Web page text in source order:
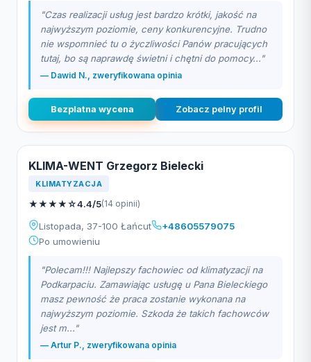
"Czas realizacji usług jest bardzo krótki, jakość na
najwyższym poziomie, ceny konkurencyjne. Trudno
nie wspomnieć tu o życzliwości Panów pracujących
tutaj, bo są naprawdę świetni i chętni do pomocy..."
— Dawid N., zweryfikowana opinia
Bezplatna wycena Zobacz pelny profil
KLIMA-WENT Grzegorz Bielecki
KLIMATYZACJA
★★★★☆4.4/5(14 opinii)
Listopada, 37-100 Łańcut
+48605579075
Po umowieniu
"Polecam!!! Najlepszy fachowiec od klimatyzacji na
Podkarpaciu. Zamawiając usługę u Pana Bieleckiego
masz pewność że praca zostanie wykonana na
najwyższym poziomie. Szkoda że takich fachowców
jest m..."
— Artur P., zweryfikowana opinia